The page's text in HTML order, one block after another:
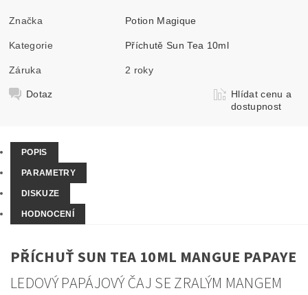
Značka Potion Magique
Kategorie Příchutě Sun Tea 10ml
Záruka 2 roky
Dotaz
Hlídat cenu a
dostupnost
POPIS
PARAMETRY
DISKUZE
HODNOCENÍ
PŘÍCHUŤ SUN TEA 10ML MANGUE PAPAYE
LEDOVÝ PAPÁJOVÝ ČAJ SE ZRALÝM MANGEM